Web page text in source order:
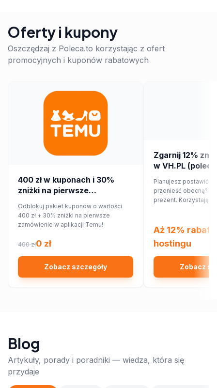
Oferty i kupony
Oszczędzaj z Poleca.to korzystając z ofert
promocyjnych i kuponów rabatowych
400 zł w kuponach i 30%
zniżki na pierwsze
Odblokuj pakiet kuponów o wartości
400 zł + 30% zniżki na pierwsze
zamówienie w aplikacji Temu!
400 zł0 zł
Zobacz szczegóły
Zgarnij 12%
w VH.PL
Planujesz postawić
przenieść obecną?
prezent. Korzystając
Aż 12%
hostingu
Zobacz
Blog
Artykuły, porady i poradniki — wiedza, która się
przydaje